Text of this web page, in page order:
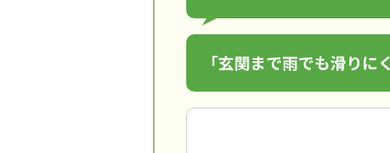
「玄関まで雨でも滑りに